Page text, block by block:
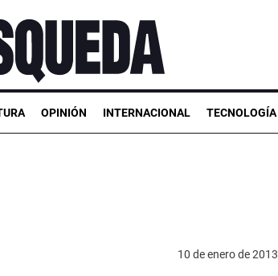
OPINIÓN INTERNACIONAL TECNOLOGÍA
10 de enero de 2013